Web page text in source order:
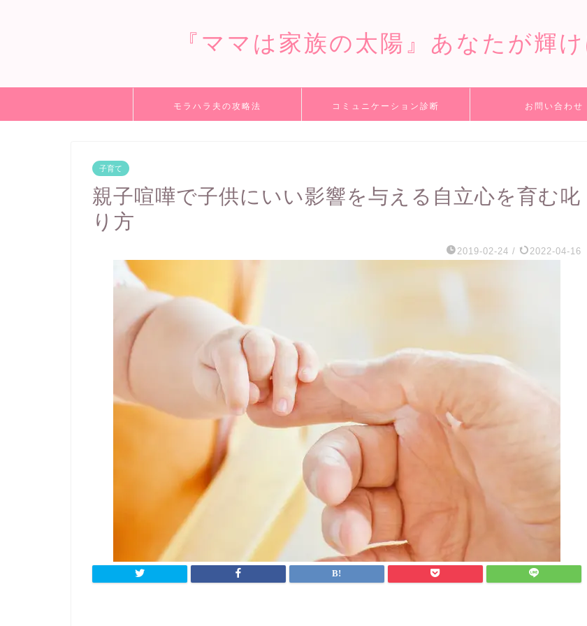
『ママは家族の太陽』あなたが輝
モラハラ夫の攻略法 コミュニケーション診断 お問い合わせ
子育て
親子喧嘩で子供にいい影響を与える自立心を育む叱
り方
2019-02-24 / 2022-04-16